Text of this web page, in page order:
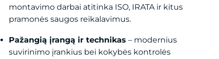
montavimo darbai atitinka ISO, IRATA ir kitus
pramonės saugos reikalavimus.
Pažangią įrangą ir technikas – modernius
suvirinimo įrankius bei kokybės kontrolės